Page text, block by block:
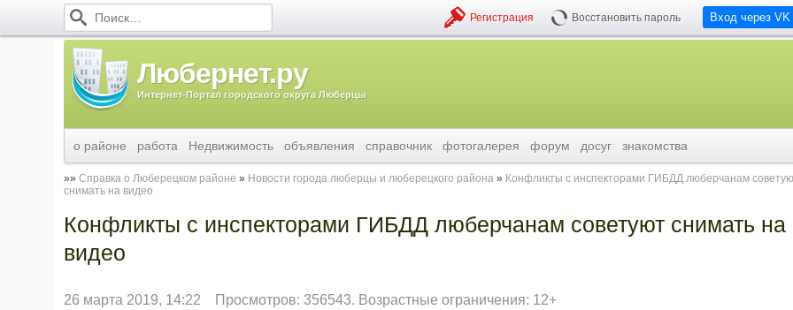
Вход через VK
Регистрация Восстановить пароль
Любернет.ру
Интернет-Портал городского округа Люберцы
о районе работа Недвижимость объявления справочник фотогалерея форум досуг знакомства
Справка о Люберецком районе Новости города люберцы и люберецкого района
Конфликты с инспекторами ГИБДД люберчанам
снимать на видео
Конфликты с инспекторами ГИБДД люберчанам советуют снимать на
видео
26 марта 2019, 14:22 Просмотров: 356543. Возрастные ограничения: 12+